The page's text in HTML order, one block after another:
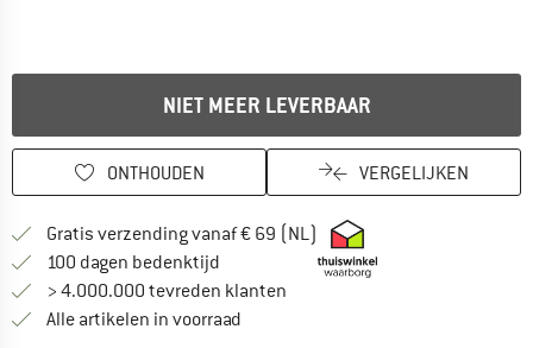
NIET MEER LEVERBAAR
ONTHOUDEN VERGELIJKEN
Gratis verzending vanaf € 69 (NL) Vind hier de
100 dagen bedenktijd Vind de betalingsinformatie hier!
> 4.000.000 tevreden klanten
Alle artikelen in voorraad